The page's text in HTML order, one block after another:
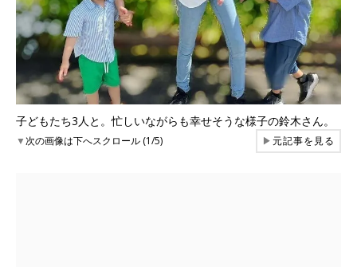
子どもたち3人と。忙しいながらも幸せそうな様子の鈴木さん。
▼次の画像は下へスクロール (1/5) ▶元記事を見る